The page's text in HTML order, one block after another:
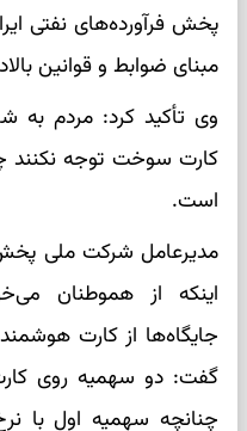
پخش فرآورده‌های نفتی
مبنای ضوابط و قوانین
وی تأکید کرد: مردم به
کارت سوخت توجه نکنند
است.
مدیرعامل شرکت ملی پخش
اینکه از هموطنان
جایگاه‌ها از کارت
گفت: دو سهمیه روی
چنانچه سهمیه اول با